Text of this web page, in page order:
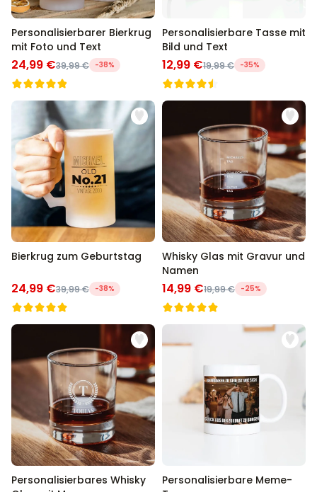
Personalisierbarer Bierkrug
mit Foto und Text
24,99 €39,99 € -38%
Personalisierbare Tasse mit
Bild und Text
12,99 €19,99 € -35%
Bierkrug zum Geburtstag
24,99 €39,99 € -38%
Whisky Glas mit Gravur und
Namen
14,99 €19,99 € -25%
Personalisierbares Whisky
Personalisierbare Meme-